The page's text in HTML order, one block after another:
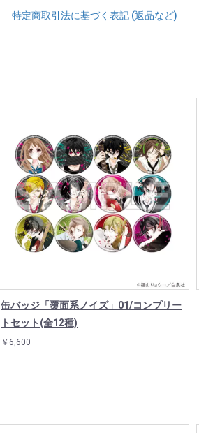
特定商取引法に基づく表記 (返品など)
缶バッジ「覆面系ノイズ」01/コンプリー
トセット(全12種)
￥6,600